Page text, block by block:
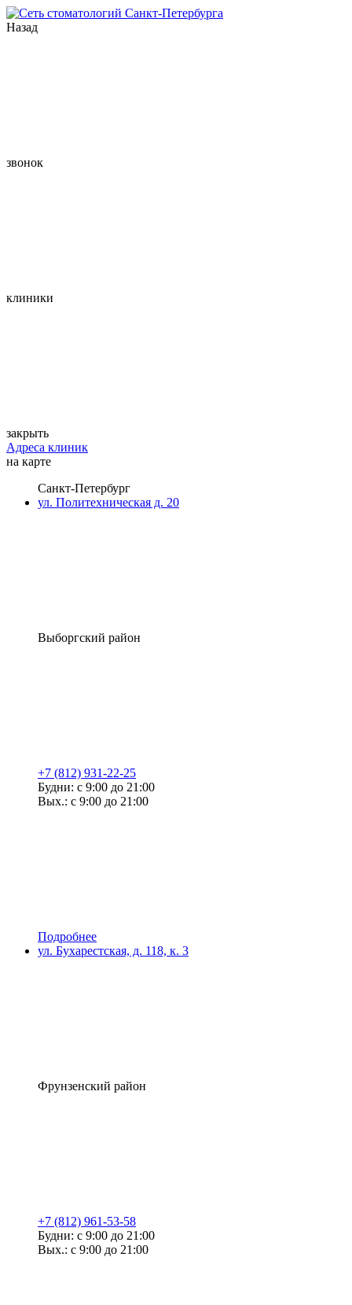
Назад
звонок
клиники
закрыть
Адреса клиник
на карте
Санкт-Петербург
ул. Политехническая д. 20
Выборгский район
+7 (812) 931-22-25
Будни: с 9:00 до 21:00
Вых.: с 9:00 до 21:00
Подробнее
ул. Бухарестская, д. 118, к. 3
Фрунзенский район
+7 (812) 961-53-58
Будни: с 9:00 до 21:00
Вых.: с 9:00 до 21:00